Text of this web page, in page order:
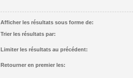
Afficher les résultats sous forme de:
Trier les résultats par:
Limiter les résultats au précédent:
Retourner en premier les: